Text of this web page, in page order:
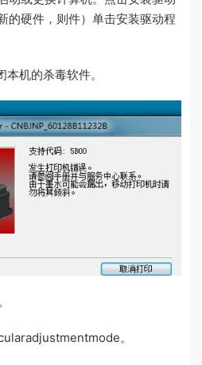
的硬件，则件）单击安装驱动程
机的杀毒软件。
。